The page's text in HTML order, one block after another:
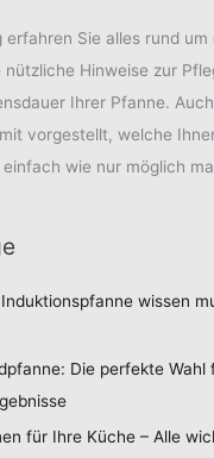
erfahren Sie alles rund um
nützliche Hinweise zur
Ihrer Pfanne.
vorgestellt, welche
wie nur möglich
wissen
Die perfekte Wahl
für Ihre Küche – Alle